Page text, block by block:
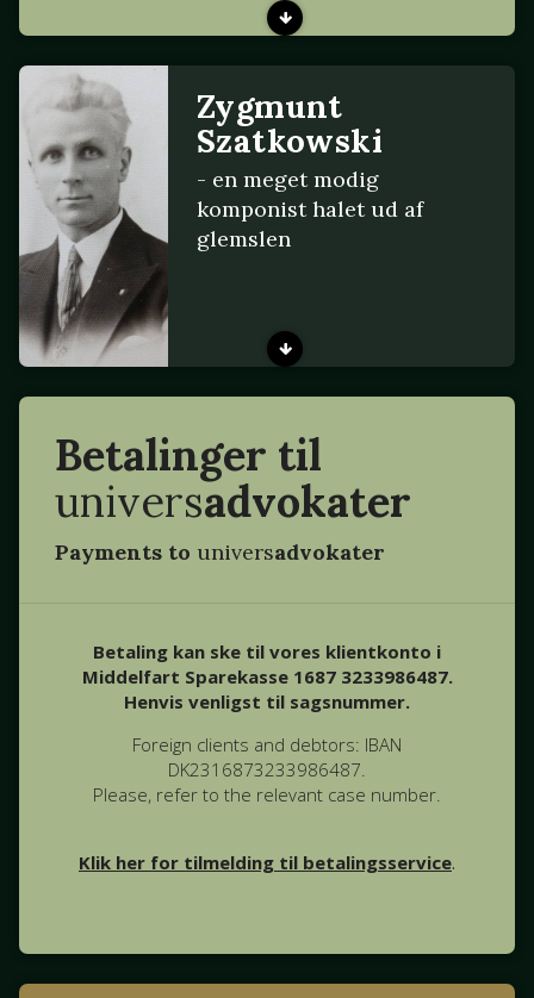
Zygmunt
Szatkowski
- en meget modig
komponist halet ud af
glemslen
Betalinger til
universadvokater
Payments to universadvokater
Betaling kan ske til vores klientkonto i
Middelfart Sparekasse 1687 3233986487.
Henvis venligst til sagsnummer.
Foreign clients and debtors: IBAN
DK2316873233986487.
Please, refer to the relevant case number.
Klik her for tilmelding til betalingsservice.